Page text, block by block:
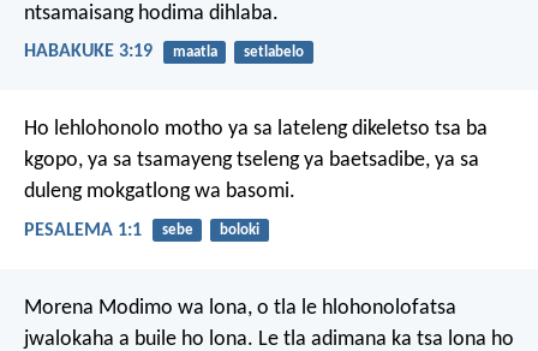
ntsamaisang hodima dihlaba.
HABAKUKE 3:19 maatla setlabelo
Ho lehlohonolo motho ya sa lateleng dikeletso tsa ba
kgopo, ya sa tsamayengtseleng ya baetsadibe, ya sa
duleng mokgatlong wa basomi.
PESALEMA 1:1 sebe boloki
Morena Modimo wa lona, o tla le hlohonolofatsa
jwalokaha a buile ho lona. Le tla adimana ka tsa lona ho